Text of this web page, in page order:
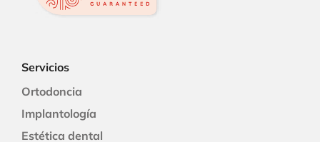
Servicios
Ortodoncia
Implantología
Estética dental